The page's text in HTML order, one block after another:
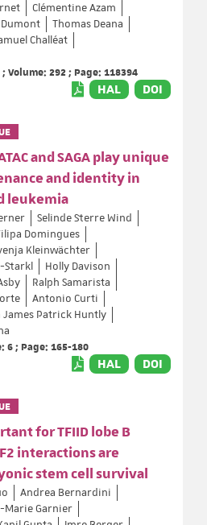
Clémentine Azam
Thomas Deana
Challéat
292 ; Page: 118394
HAL DOI
and SAGA play unique
and identity in
leukemia
Selinde Sterre Wind
Domingues
Kleinwächter
Starkl
Holly Davison
Ralph Samarista
Antonio Curti
James Patrick Huntly
6 ; Page: 165-180
HAL DOI
for TFIID lobe B
interactions are
stem cell survival
Andrea Bernardini
Marie Garnier